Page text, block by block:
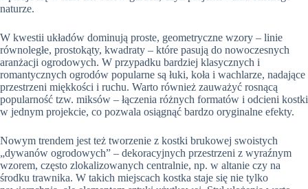
naturze.
W kwestii układów dominują proste, geometryczne wzory – linie
równoległe, prostokąty, kwadraty – które pasują do nowoczesnych
aranżacji ogrodowych. W przypadku bardziej klasycznych i
romantycznych ogrodów popularne są łuki, koła i wachlarze, nadające
przestrzeni miękkości i ruchu. Warto również zauważyć rosnącą
popularność tzw. miksów – łączenia różnych formatów i odcieni kostki
w jednym projekcie, co pozwala osiągnąć bardzo oryginalne efekty.
Nowym trendem jest też tworzenie z kostki brukowej swoistych
„dywanów ogrodowych” – dekoracyjnych przestrzeni z wyraźnym
wzorem, często zlokalizowanych centralnie, np. w altanie czy na
środku trawnika. W takich miejscach kostka staje się nie tylko